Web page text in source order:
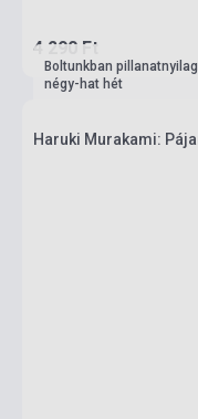
4 290 Ft
Boltunkban
négy-hat hét
Haruki Murakami: